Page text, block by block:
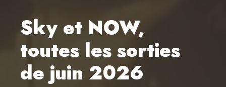
Sky et NOW,
toutes les sorties
de juin 2026